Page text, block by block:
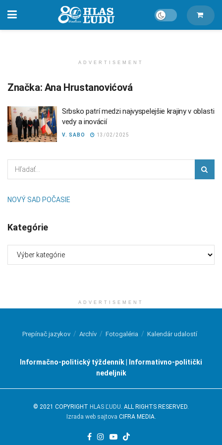
ADVERTISEMENT
Značka: Ana Hrustanovićová
Srbsko patrí medzi najvyspelejšie krajiny v oblasti
vedy a inovácií
V. SABO 13/02/2025
NOVÝ SAD POČASIE
Kategórie
ADVERTISEMENT
Prepínač jazykov Archív Fotogaléria Kalendár udalostí
Informačno-politický týždenník | Informativno-politički
nedeljnik
© 2021 COPYRIGHT HLAS ĽUDU . ALL RIGHTS RESERVED.
Izrada web sajtova CIFRA MEDIA.